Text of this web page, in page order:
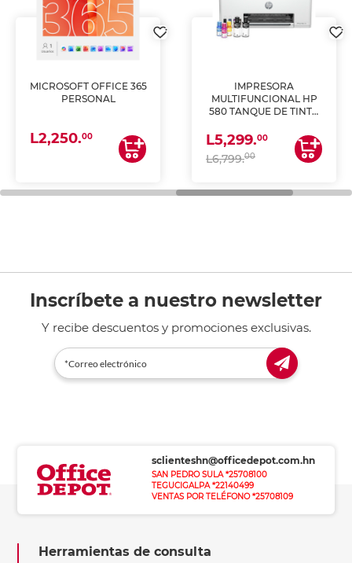
MICROSOFT OFFICE 365
PERSONAL
L2,250.00
IMPRESORA
MULTIFUNCIONAL HP
580 TANQUE DE TINTA
ESCANEA)
L5,299.00
L6,799.00
Inscríbete a nuestro newsletter
Y recibe descuentos y promociones exclusivas.
sclienteshn@officedepot.com.hn
SAN PEDRO SULA *25708100
TEGUCIGALPA *22140499
VENTAS POR TELÉFONO *25708109
Herramientas de consulta